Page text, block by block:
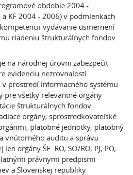
obdobie 2004 -
a KF 2004 - 2006) v podmienkach
vydávanie usmernení
riadeniu štrukturálnych fondov.
na národnej úrovni zabezpečit
evidenciu nezrovnalostí
prostredí informacného systému
pre všetky relevantné orgány
štrukturálnych fondov
orgány, sprostredkovateľské
platobné jednotky, platobný
vnútorného auditu a správu
orgány ŠF: RO, SO/RO, PJ, PO,
právnymi predpismi
a Slovenskej republiky